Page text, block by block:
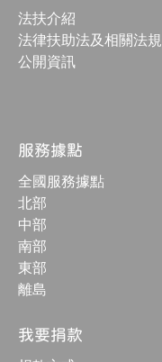
法扶介紹
法律扶助法及相關法規
公開資訊
服務據點
全國服務據點
北部
中部
南部
東部
離島
我要捐款